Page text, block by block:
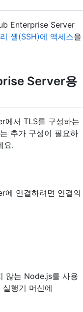
Enterprise Server
셸(SSH)에 액세스을
Server용
에서 TLS를 구성하는
추가 구성이 필요하
요.
에 연결하려면 연결의
않는 Node.js를 사용
행기 머신에